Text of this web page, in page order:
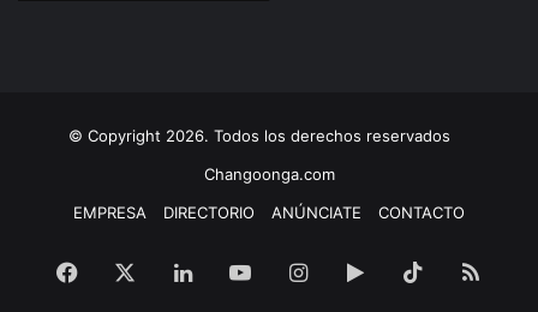
© Copyright 2026. Todos los derechos reservados
Changoonga.com
EMPRESA
DIRECTORIO ANÚNCIATE CONTACTO
Facebook LinkedInYouTubeInstagram
Google TikTokRSS